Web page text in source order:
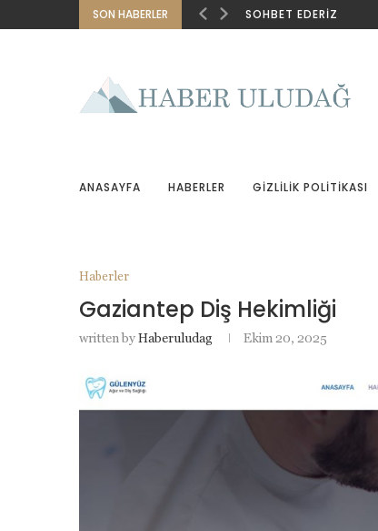
SON HABERLER SOHBET EDERIZ
ANASAYFA HABERLER GIZLILIK POLITIKASI
Haberler
Gaziantep Diş Hekimliği
written byHaberuludag Ekim 20, 2025